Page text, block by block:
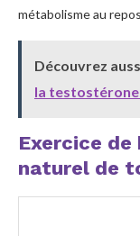
métabolisme au
Découvrez
la
Exercice
naturel de